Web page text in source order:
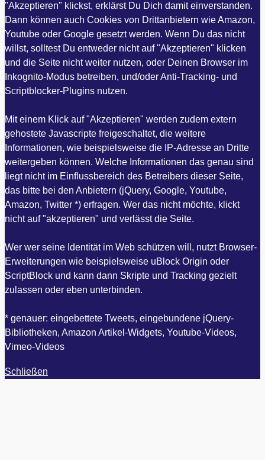
"Akzeptieren" klickst, erklärst Du Dich damit einverstanden.
Dann können auch Cookies von Drittanbietern wie Amazon,
Youtube oder Google gesetzt werden. Wenn Du das nicht
willst, solltest Du entweder nicht auf "Akzeptieren" klicken
und die Seite nicht weiter nutzen, oder Deinen Browser im
Inkognito-Modus betreiben, und/oder Anti-Tracking- und
Scriptblocker-Plugins nutzen.
Mit einem Klick auf "Akzeptieren" werden zudem extern
gehostete Javascripte freigeschaltet, die weitere
Informationen, wie beispielsweise die IP-Adresse an Dritte
weitergeben können. Welche Informationen das genau sind
liegt nicht im Einflussbereich des Betreibers dieser Seite,
das bitte bei den Anbietern (jQuery, Google, Youtube,
Amazon, Twitter *) erfragen. Wer das nicht möchte, klickt
nicht auf "akzeptieren" und verlässt die Seite.
Wer wer seine Identität im Web schützen will, nutzt Browser-
Erweiterungen wie beispielsweise uBlock Origin oder
ScriptBlock und kann dann Skripte und Tracking gezielt
zulassen oder eben unterbinden.
* genauer: eingebettete Tweets, eingebundene jQuery-
Bibliotheken, Amazon Artikel-Widgets, Youtube-Videos,
Vimeo-Videos
Schließen